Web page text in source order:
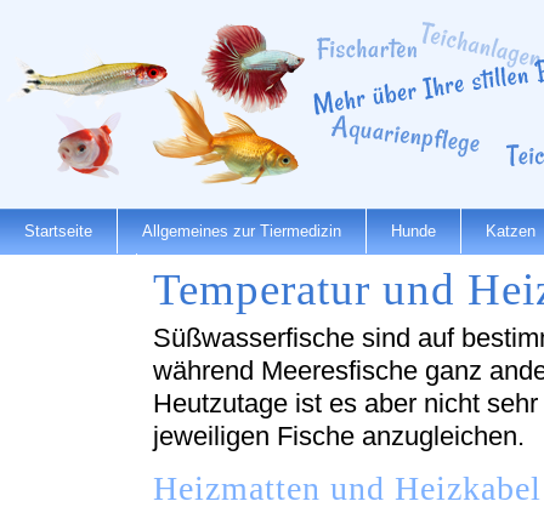
Startseite Allgemeines zur Tiermedizin Hunde Katzen
Temperatur und
Süßwasserfische sind auf
während Meeresfische ganz
Heutzutage ist es aber nicht
jeweiligen Fische anzugleichen.
Heizmatten und Heizkabel